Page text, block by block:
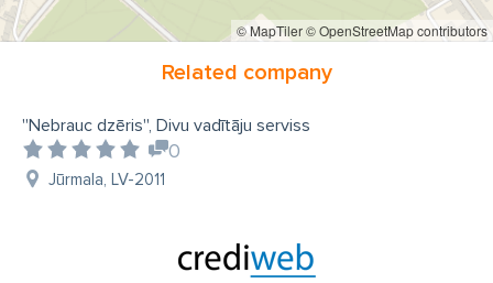
© MapTiler© OpenStreetMap contributors
Related company
''Nebrauc dzēris'', Divu vadītāju serviss
0
Jūrmala, LV-2011